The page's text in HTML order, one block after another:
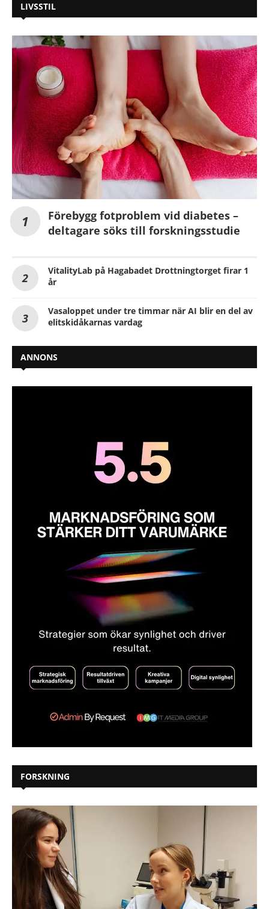
LIVSSTIL
Förebygg fotproblem vid diabetes –
deltagare söks till forskningsstudie
VitalityLab på Hagabadet Drottningtorget firar 1
år
Vasaloppet under tre timmar när AI blir en del av
elitskidåkarnas vardag
ANNONS
FORSKNING